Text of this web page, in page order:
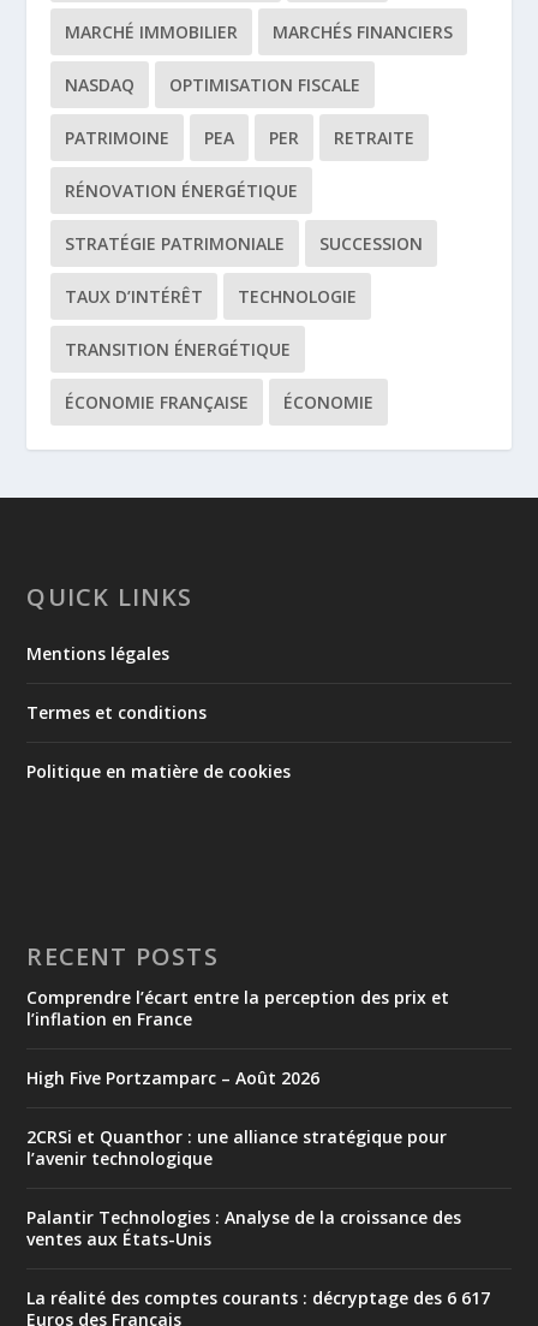
MARCHÉ IMMOBILIER MARCHÉS FINANCIERS
NASDAQ OPTIMISATION FISCALE
PATRIMOINE PEA PER RETRAITE
RÉNOVATION ÉNERGÉTIQUE
STRATÉGIE PATRIMONIALE SUCCESSION
TAUX D’INTÉRÊT TECHNOLOGIE
TRANSITION ÉNERGÉTIQUE
ÉCONOMIE FRANÇAISE ÉCONOMIE
QUICK LINKS
Mentions légales
Termes et conditions
Politique en matière de cookies
RECENT POSTS
Comprendre l’écart entre la perception des prix et
l’inflation en France
High Five Portzamparc – Août 2026
2CRSi et Quanthor : une alliance stratégique pour
l’avenir technologique
Palantir Technologies : Analyse de la croissance des
ventes aux États-Unis
La réalité des comptes courants : décryptage des 6 617
Euros des Français